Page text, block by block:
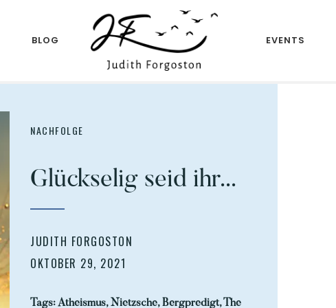
BLOG
JUDITH
Author
EVENTS
NACHFOLGE
Glückselig seid ihr...
JUDITH FORGOSTON
OKTOBER 29, 2021
Tags:Atheismus,Nietzsche,Bergpredigt,The